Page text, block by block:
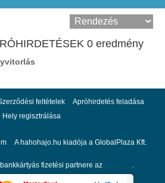
0 eredmény
feltételek
Apróhirdetés feladása
Hely regisztrálása
A hahohajo.hu kiadója a GlobalPlaza Kft.
fizetési partnere az .